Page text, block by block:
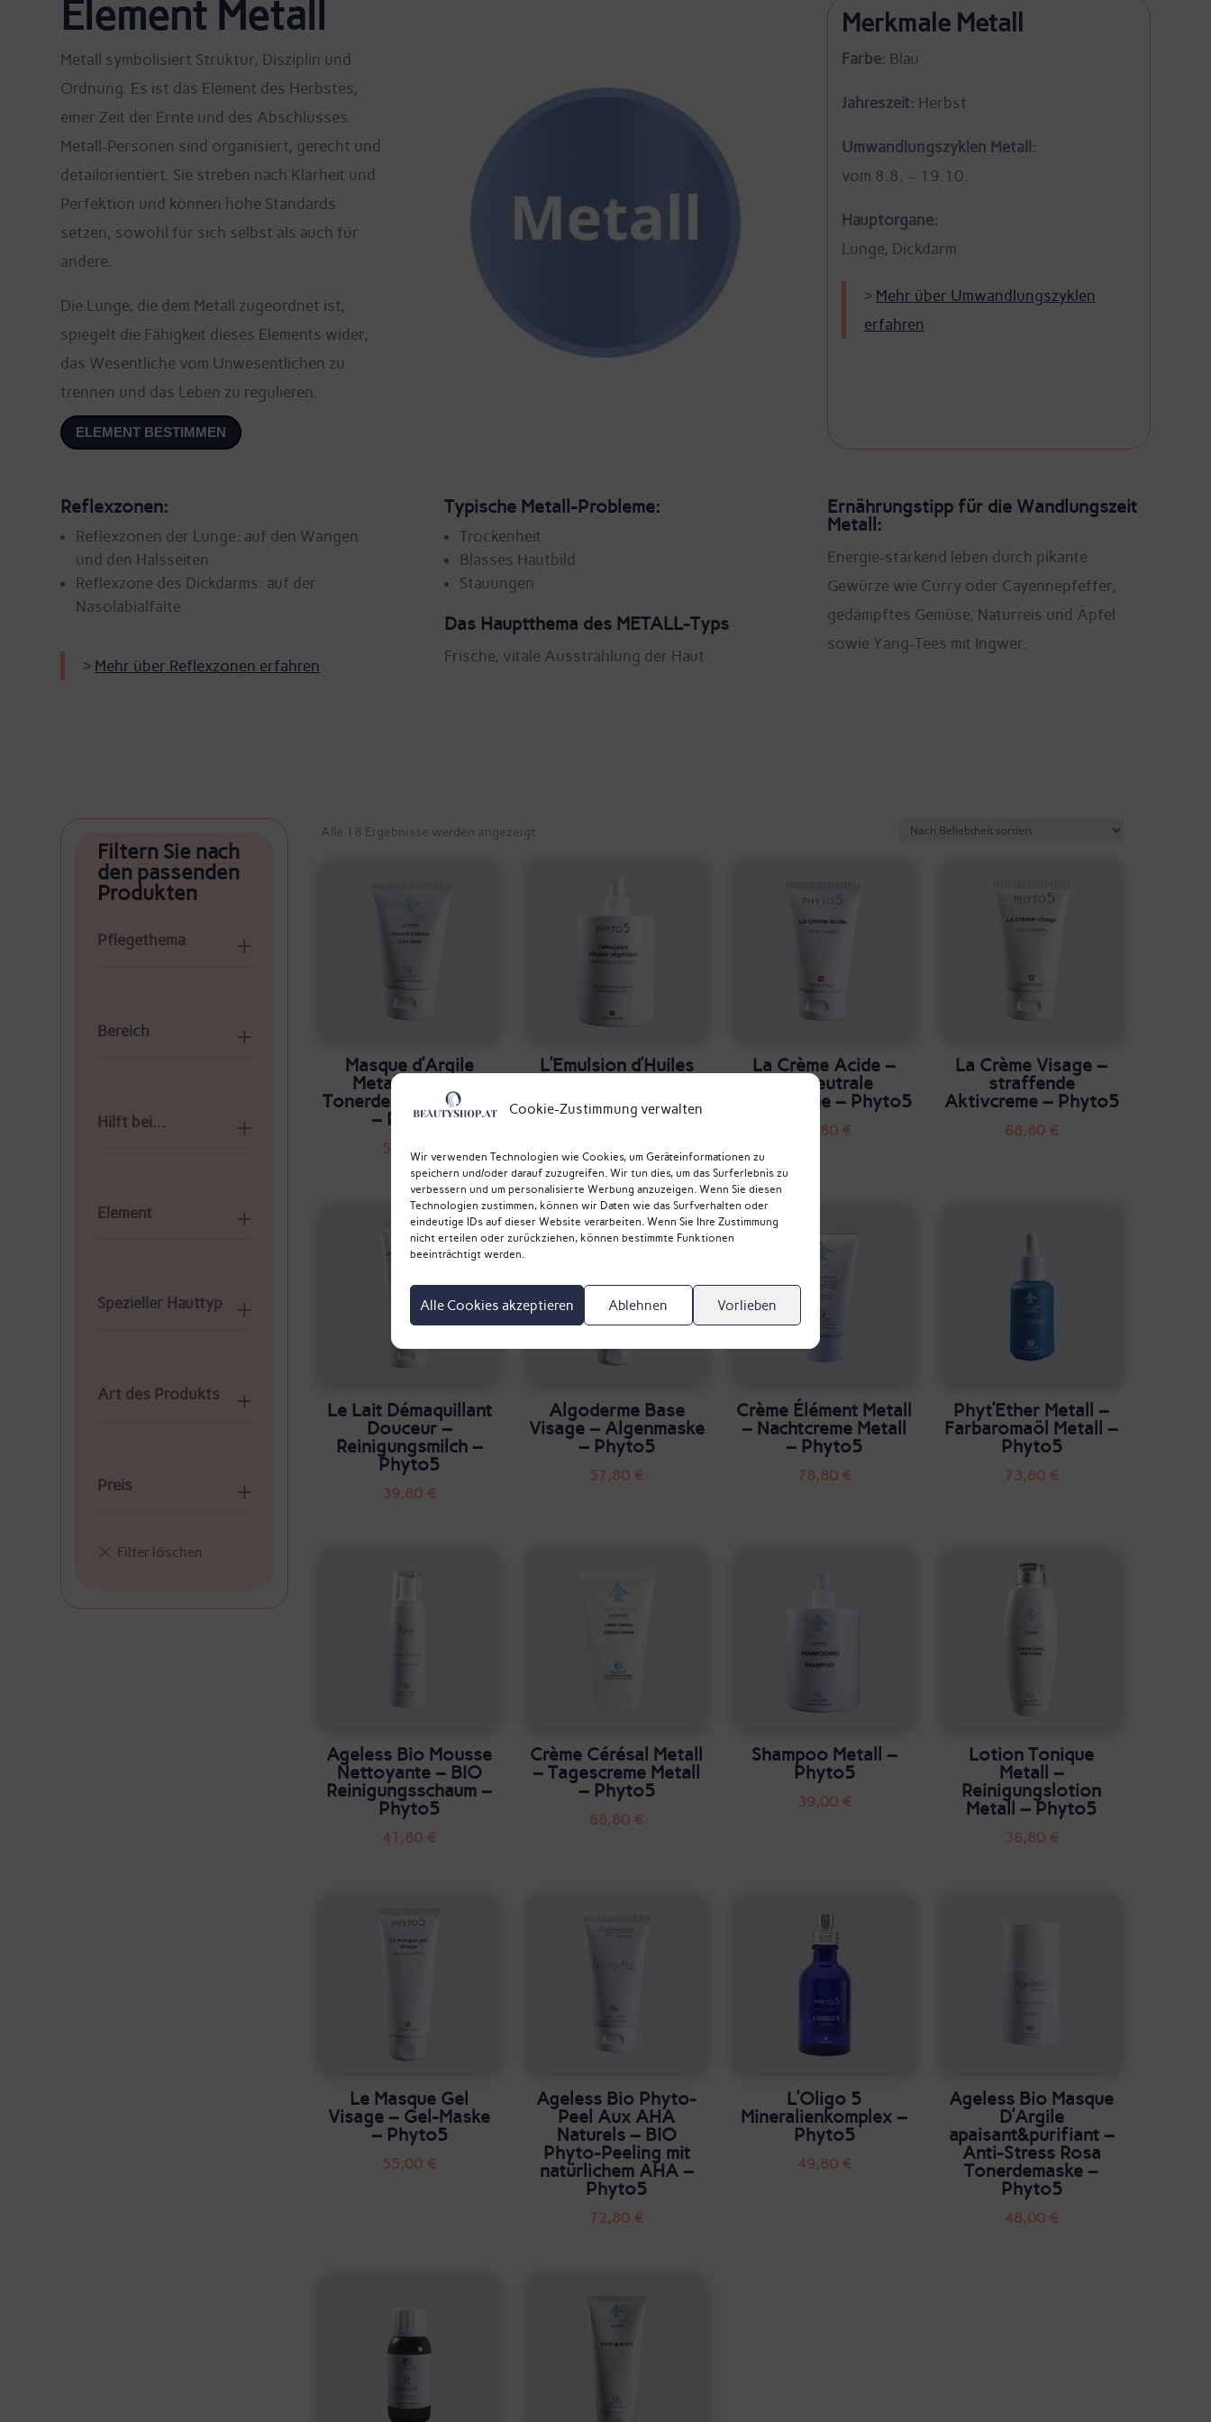
Cookie-Zustimmung verwalten
Wir verwenden Technologien wie Cookies, um Geräteinformationen zu
speichern und/oder darauf zuzugreifen. Wir tun dies, um das Surferlebnis zu
verbessern und um personalisierte Werbung anzuzeigen. Wenn Sie diesen
Technologien zustimmen, können wir Daten wie das Surfverhalten oder
eindeutige IDs auf dieser Website verarbeiten. Wenn Sie Ihre Zustimmung
nicht erteilen oder zurückziehen, können bestimmte Funktionen
beeinträchtigt werden.
Alle Cookies akzeptieren Ablehnen Vorlieben
Element Metall
Metall symbolisiert Struktur, Disziplin und
Ordnung. Es ist das Element des Herbstes,
einer Zeit der Ernte und des Abschlusses.
Metall-Personen sind organisiert, gerecht und
detailorientiert. Sie streben nach Klarheit und
Perfektion und können hohe Standards
setzen, sowohl für sich selbst als auch für
andere.
Die Lunge, die dem Metall zugeordnet ist,
spiegelt die Fähigkeit dieses Elements wider,
das Wesentliche vom Unwesentlichen zu
trennen und das Leben zu regulieren.
ELEMENT BESTIMMEN
Merkmale Metall
Farbe: Blau
Jahreszeit: Herbst
Umwandlungszyklen Metall:
vom 8.8. – 19.10.
Hauptorgane:
Lunge, Dickdarm
> Mehr über Umwandlungszyklen
erfahren
Reflexzonen:
Reflexzonen der Lunge: auf den Wangen
und den Halsseiten
Reflexzone des Dickdarms: auf der
Nasolabialfalte
> Mehr über Reflexzonen erfahren
Typische Metall-Probleme:
Trockenheit
Blasses Hautbild
Stauungen
Das Hauptthema des METALL-Typs
Frische, vitale Ausstrahlung der Haut
Ernährungstipp für die Wandlungszeit
Metall:
Energie-stärkend leben durch pikante
Gewürze wie Curry oder Cayennepfeffer,
gedämpftes Gemüse, Naturreis und Äpfel
sowie Yang-Tees mit Ingwer.
Filtern Sie nach
den passenden
Produkten
Pflegethema
Bereich
Hilft bei...
Element
Spezieller Hauttyp
Art des Produkts
Preis
Alle 18 Ergebnisse werden angezeigtNach
Masque d’Argile
Metall – Farb-
Tonerdemaske Metall
– Phyto5
57,80
L’Emulsion d’Huiles
Körperemulsion –
Phyto5
61,00
La Crème Acide –
pH-neutrale
Aktivcreme – Phyto5
52,80 €
La Crème Visage –
straffende
Aktivcreme – Phyto5
68,80 €
Le Lait Démaquillant
Douceur –
Reinigungsmilch –
Phyto5
39,80 €
Algoderme Base
Visage – Algenmaske
– Phyto5
57,80 €
Crème Élément Metall
– Nachtcreme Metall
– Phyto5
78,80 €
Phyt’Ether Metall –
Farbaromaöl Metall –
Phyto5
73,80 €
Ageless Bio Mousse
Nettoyante – BIO
Reinigungsschaum –
Phyto5
41,80 €
Crème Cérésal Metall
– Tagescreme Metall
– Phyto5
68,80 €
Shampoo Metall –
Phyto5
39,00 €
Lotion Tonique
Metall –
Reinigungslotion
Metall – Phyto5
36,80 €
Le Masque Gel
Visage – Gel-Maske
– Phyto5
55,00 €
Ageless Bio Phyto-
Peel Aux AHA
Naturels – BIO
Phyto-Peeling mit
natürlichem AHA –
Phyto5
72,80 €
L’Oligo 5
Mineralienkomplex –
Phyto5
49,80 €
Ageless Bio Masque
D’Argile
apaisant&purifiant –
Anti-Stress Rosa
Tonerdemaske –
Phyto5
48,00 €